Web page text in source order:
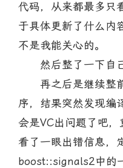
代码，从来都最多只
于具体更新了什么内
不是我能关心的。
然后整了一下自己
再之后是继续整前
序，结果突然发现编
会是VC出问题了吧
看了一眼出错信息，
boost::signals2中的